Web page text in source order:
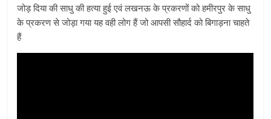
जोड़ दिया की साधु की हत्या हुई एवं लखनऊ के प्रकरणों को हमीरपुर के साधु
के प्रकरण से जोड़ा गया यह वही लोग हैं जो आपसी सौहार्द को बिगाड़ना चाहते
हैं